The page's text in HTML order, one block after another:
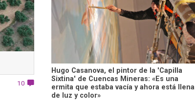
10
Hugo Casanova, el pintor de la 'Capilla
Sixtina' de Cuencas Mineras: «Es una
ermita que estaba vacía y ahora está llena
de luz y color»